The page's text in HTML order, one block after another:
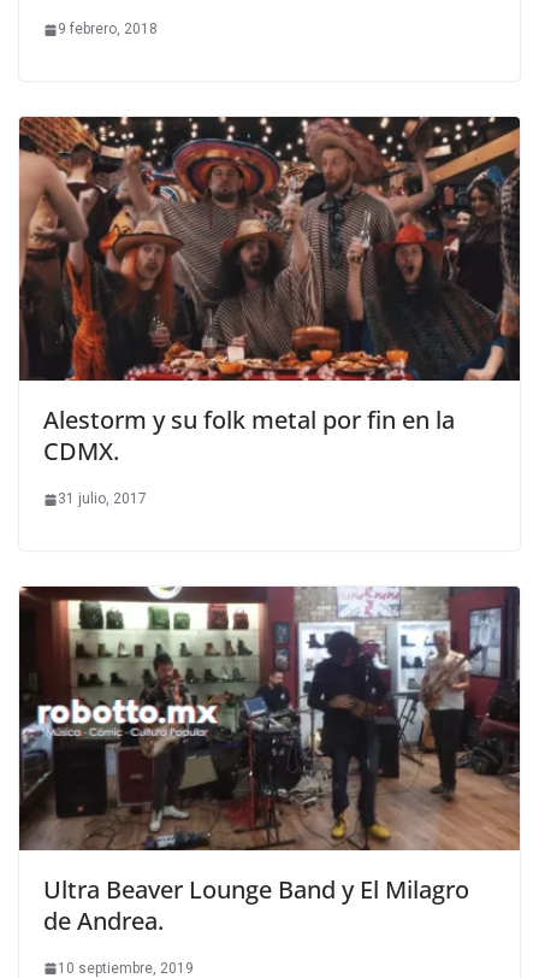
9 febrero, 2018
Alestorm y su folk metal por fin en la
CDMX.
31 julio, 2017
Ultra Beaver Lounge Band y El Milagro
de Andrea.
10 septiembre, 2019